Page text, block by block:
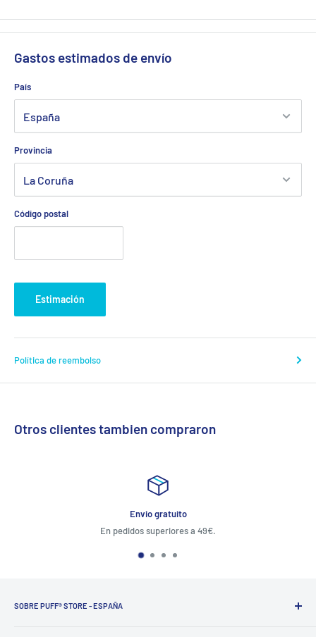
Gastos estimados de envío
País
Provincia
Código postal
Estimación
Política de reembolso
Otros clientes tambien compraron
Envio gratuito
En pedidos superiores a 49€.
SOBRE PUFF® STORE - ESPAÑA